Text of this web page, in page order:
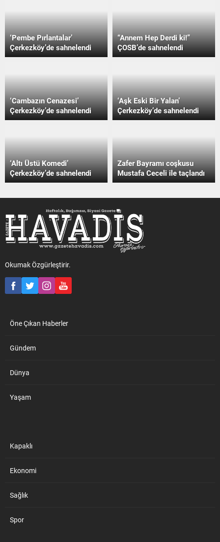
‘Pembe Pırlantalar’
Çerkezköy’de sahnelendi
“Annem Hep Derdi ki!”
ÇOSB’de sahnelendi
‘Cambazın Cenazesi’
Çerkezköy’de sahnelendi
‘Aşk Eski Bir Yalan’
Çerkezköy’de sahnelendi
‘Altı Üstü Komedi’
Çerkezköy’de sahnelendi
Zafer Bayramı coşkusu
Mustafa Ceceli ile taçlandı
Okumak Özgürleştirir.
Öne Çıkan Haberler
Gündem
Dünya
Yaşam
Kapaklı
Ekonomi
Sağlık
Spor